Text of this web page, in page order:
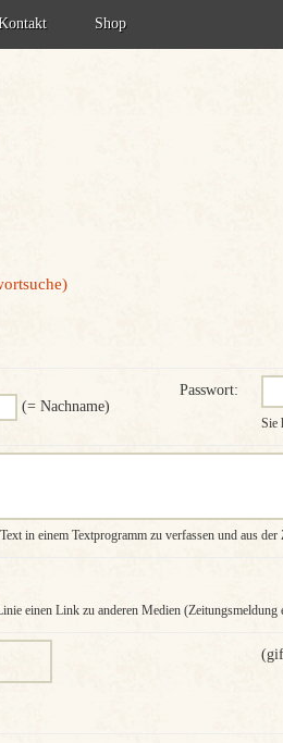
Shop
(= Nachname)
Passwort:
Sie
in einem Textprogramm zu verfassen und aus der
einen Link zu anderen Medien (Zeitungsmeldung